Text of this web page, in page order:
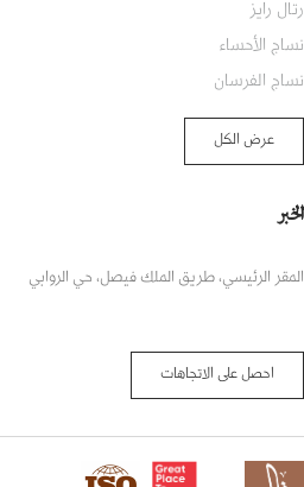
رتال رايز
نساج الأحساء
نساج الفرسان
عرض الكل
الخبر
المقر الرئيسي، طريق الملك فيصل، حي الروابي
احصل على الاتجاهات